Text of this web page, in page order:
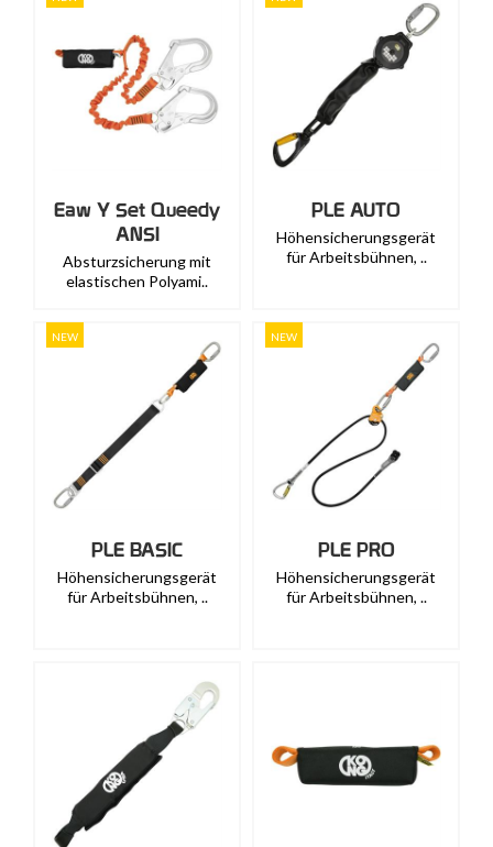
Eaw Y Set Queedy
ANSI
Absturzsicherung mit
elastischen Polyami..
PLE AUTO
Höhensicherungsgerät
für Arbeitsbühnen, ..
NEW
PLE BASIC
Höhensicherungsgerät
für Arbeitsbühnen, ..
NEW
PLE PRO
Höhensicherungsgerät
für Arbeitsbühnen, ..